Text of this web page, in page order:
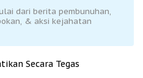
dari berita pembunuhan,
& aksi kejahatan
Secara Tegas